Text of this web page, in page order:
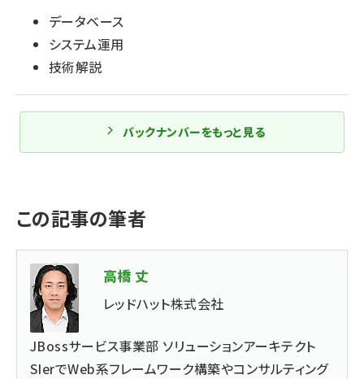
データベース
システム運用
技術解説
バックナンバーをもっと見る
この記事の筆者
高橋 丈
レッドハット株式会社
JBossサービス事業部 ソリューションアーキテクト
SIerでWeb系フレームワーク構築やコンサルティング